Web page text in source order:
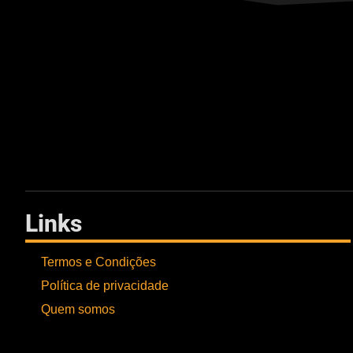
Links
Termos e Condições
Política de privacidade
Quem somos